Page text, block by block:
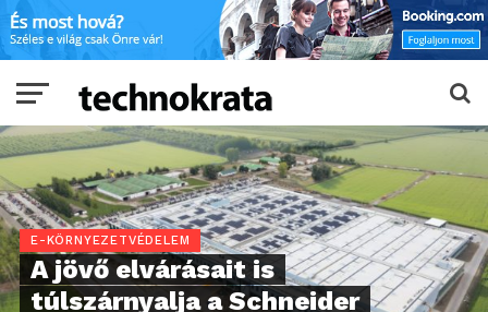
E-KÖRNYEZETVÉDELEM
A jövő elvárásait is
túlszárnyalja a Schneider